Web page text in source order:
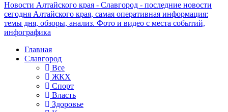
Новости Алтайского края - Славгород - последние новости
сегодня Алтайского края, самая оперативная информация:
темы дня, обзоры, анализ. Фото и видео с места событий,
инфографика
Главная
Славгород
Все
ЖКХ
Спорт
Власть
Здоровье